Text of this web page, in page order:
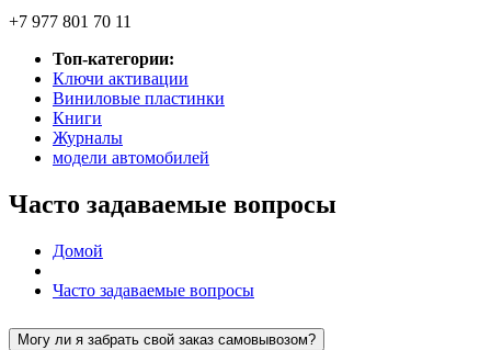
+7 977 801 70 11
Топ-категории:
Ключи активации
Виниловые пластинки
Книги
Журналы
модели автомобилей
Часто задаваемые вопросы
Домой
Часто задаваемые вопросы
Могу ли я забрать свой заказ самовывозом?